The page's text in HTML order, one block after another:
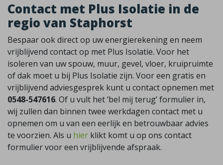
Contact met Plus Isolatie in de
regio van Staphorst
Bespaar ook direct op uw energierekening en neem
vrijblijvend contact op met Plus Isolatie. Voor het
isoleren van uw spouw, muur, gevel, vloer, kruipruimte
of dak moet u bij Plus Isolatie zijn. Voor een gratis en
vrijblijvend adviesgesprek kunt u contact opnemen met
0548-547616. Of u vult het ’bel mij terug’ formulier in,
wij zullen dan binnen twee werkdagen contact met u
opnemen om u van een eerlijk en betrouwbaar advies
te voorzien. Als u hier klikt komt u op ons contact
formulier voor een vrijblijvende afspraak.